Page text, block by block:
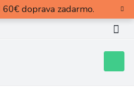
doprava zadarmo.
košík